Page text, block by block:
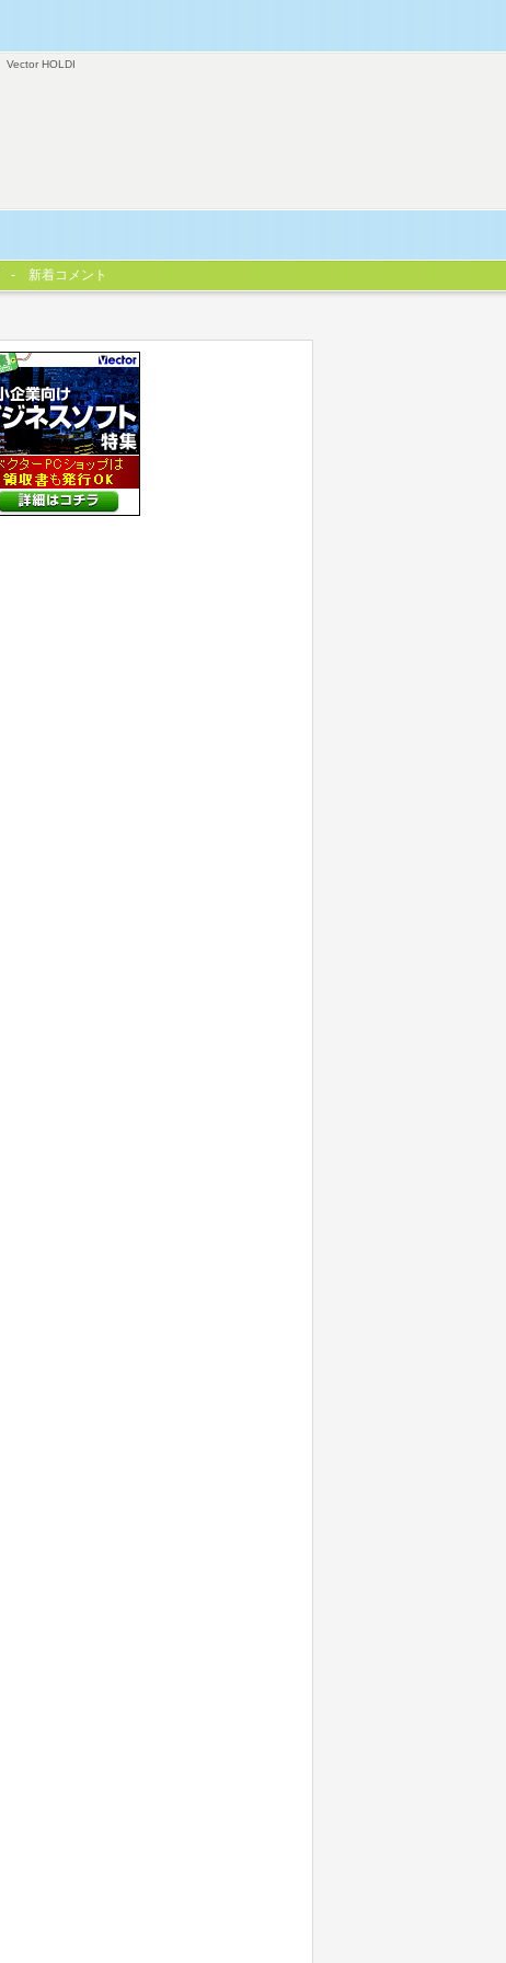
Vector HOLDI
新着コメント